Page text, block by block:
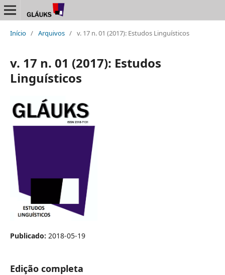
Início / Arquivos / v. 17 n. 01 (2017): Estudos Linguísticos
v. 17 n. 01 (2017): Estudos
Linguísticos
Publicado: 2018-05-19
Edição completa